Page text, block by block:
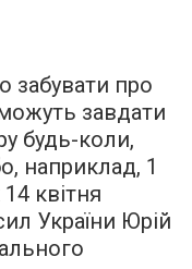
забувати про
завдати
будь-коли,
наприклад, 1
квітня
України Юрій